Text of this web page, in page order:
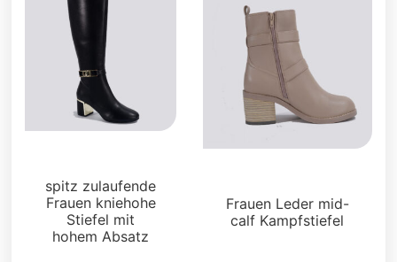
spitz zulaufende
Frauen kniehohe
Stiefel mit
hohem Absatz
Frauen Leder mid-
calf Kampfstiefel